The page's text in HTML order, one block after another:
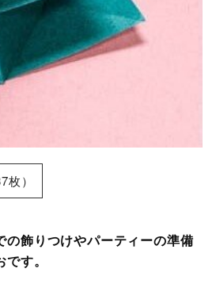
）
飾りつけやパーティーの準備
す。